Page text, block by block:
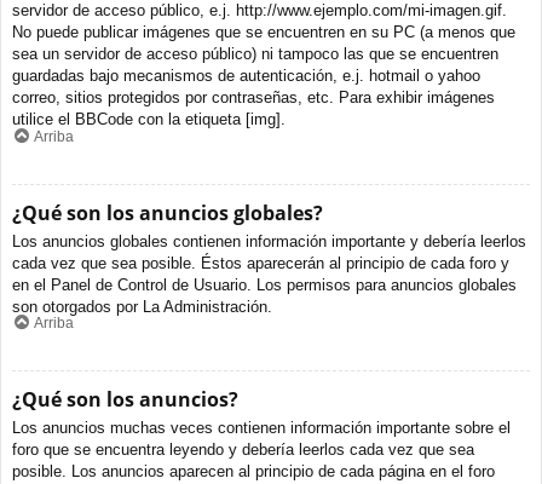
servidor de acceso público, e.j. http://www.ejemplo.com/mi-imagen.gif.
No puede publicar imágenes que se encuentren en su PC (a menos que
sea un servidor de acceso público) ni tampoco las que se encuentren
guardadas bajo mecanismos de autenticación, e.j. hotmail o yahoo
correo, sitios protegidos por contraseñas, etc. Para exhibir imágenes
utilice el BBCode con la etiqueta [img].
Arriba
¿Qué son los anuncios globales?
Los anuncios globales contienen información importante y debería leerlos
cada vez que sea posible. Éstos aparecerán al principio de cada foro y
en el Panel de Control de Usuario. Los permisos para anuncios globales
son otorgados por La Administración.
Arriba
¿Qué son los anuncios?
Los anuncios muchas veces contienen información importante sobre el
foro que se encuentra leyendo y debería leerlos cada vez que sea
posible. Los anuncios aparecen al principio de cada página en el foro